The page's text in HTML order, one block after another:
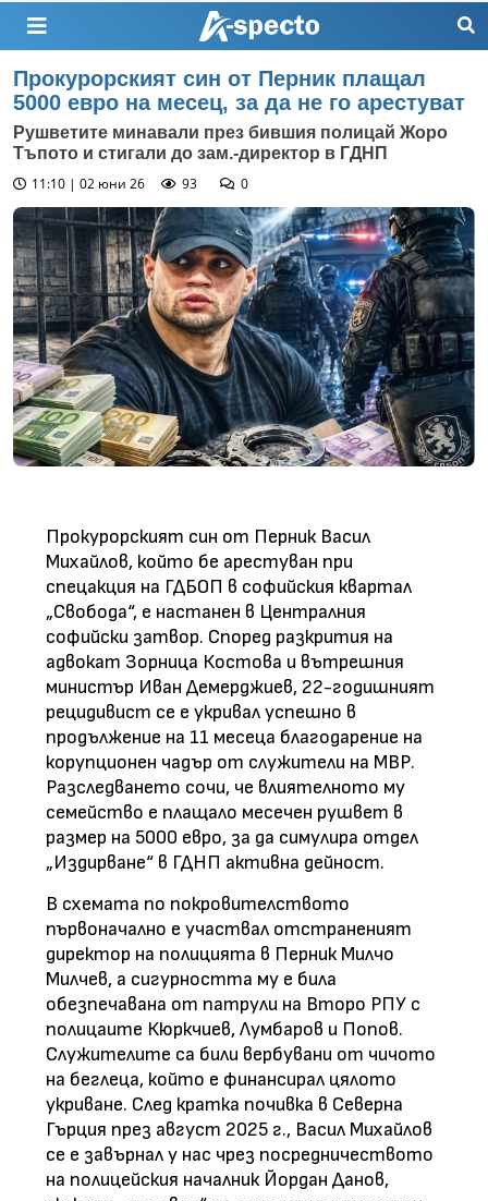
Прокурорският син от Перник плащал
5000 евро на месец, за да не го арестуват
Рушветите минавали през бившия полицай Жоро
Тъпото и стигали до зам.-директор в ГДНП
11:10 | 02 юни 26
93 0
Прокурорският син от Перник Васил
Михайлов, който бе арестуван при
спецакция на ГДБОП в софийския квартал
„Свобода“, е настанен в Централния
софийски затвор. Според разкрития на
адвокат Зорница Костова и вътрешния
министър Иван Демерджиев, 22-годишният
рецидивист се е укривал успешно в
продължение на 11 месеца благодарение на
корупционен чадър от служители на МВР.
Разследването сочи, че влиятелното му
семейство е плащало месечен рушвет в
размер на 5000 евро, за да симулира отдел
„Издирване“ в ГДНП активна дейност.
В схемата по покровителството
първоначално е участвал отстраненият
директор на полицията в Перник Милчо
Милчев, а сигурността му е била
обезпечавана от патрули на Второ РПУ с
полицаите Кюркчиев, Лумбаров и Попов.
Служителите са били вербувани от чичото
на беглеца, който е финансирал цялото
укриване. След кратка почивка в Северна
Гърция през август 2025 г., Васил Михайлов
се е завърнал у нас чрез посредничеството
на полицейския началник Йордан Данов,